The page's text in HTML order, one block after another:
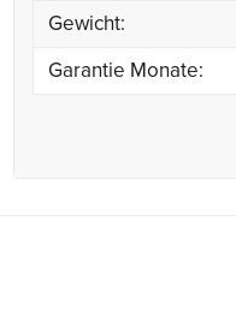
Gewicht:
Garantie Monate: